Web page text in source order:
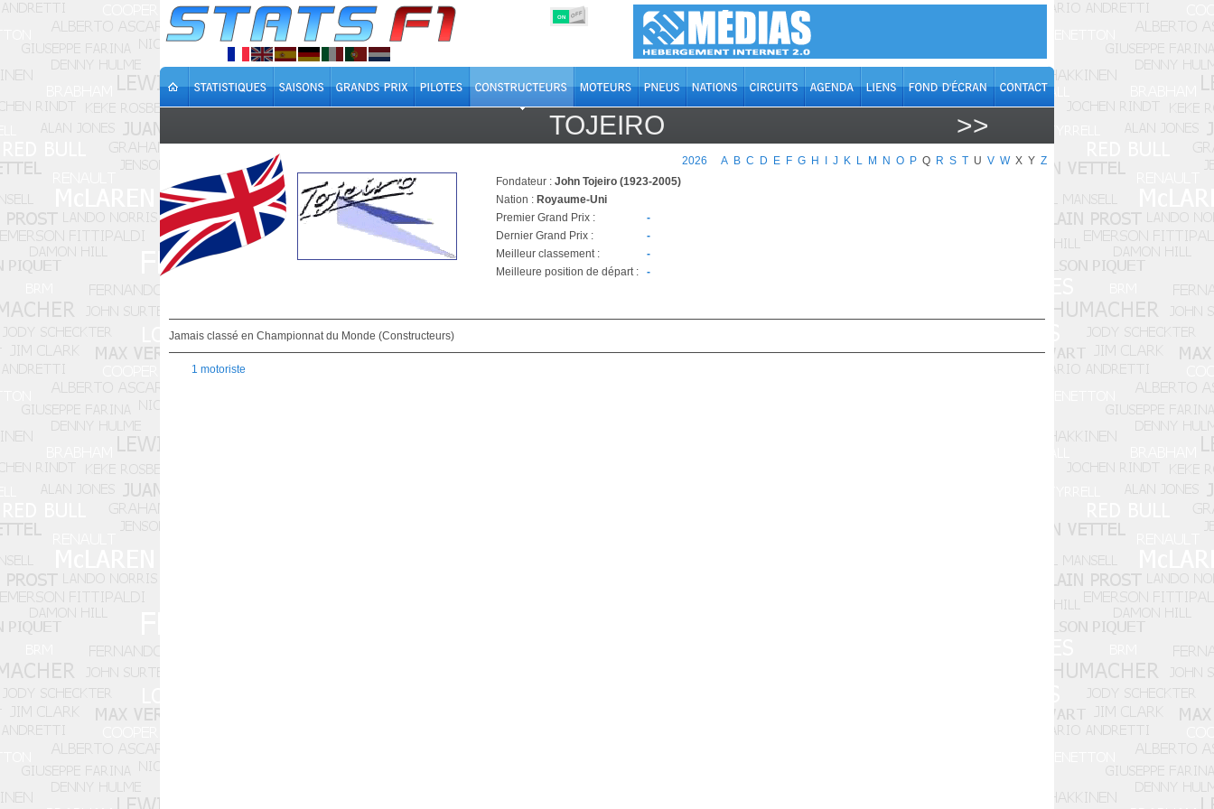
ON OFF
TOJEIRO >>
2026 A B C D E F G H J K L M N O P Q R S T U V W X Y Z
Fondateur : John Tojeiro (1923-2005)
Nation : Royaume-Uni
Premier Grand Prix :
-
Dernier Grand Prix :
-
Meilleur classement :
-
Meilleure position de départ :
-
Jamais classé en Championnat du Monde (Constructeurs)
1 motoriste